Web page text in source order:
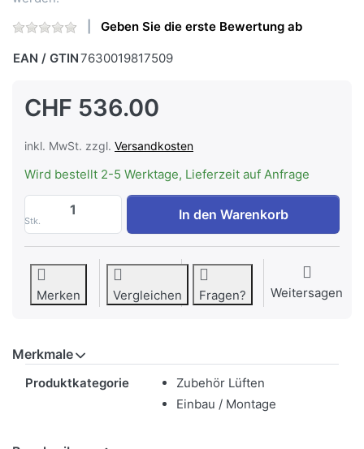
Geben Sie die erste Bewertung ab
EAN / GTIN7630019817509
CHF 536.00
inkl. MwSt. zzgl. Versandkosten
Wird bestellt 2-5 Werktage, Lieferzeit auf Anfrage
Stk.
WESCO EVK ø 200 mm, 230 V,
In den Warenkorb
Merken Vergleichen Fragen? Weitersagen
Merkmale
Produktkategorie
Zubehör Lüften
Einbau / Montage